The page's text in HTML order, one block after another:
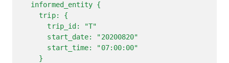
informed_entity {
trip: {
trip_id: "T"
start_date: "20200820"
start_time: "07:00:00"
}